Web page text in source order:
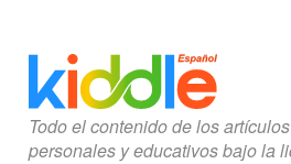
Todo el contenido de los
personales y educativos bajo la